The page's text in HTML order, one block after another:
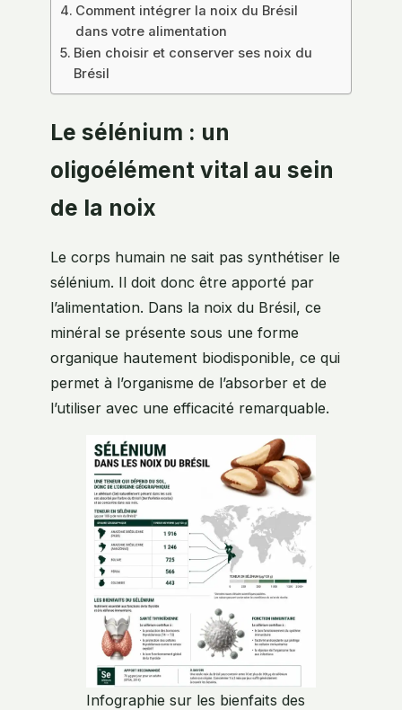
Comment intégrer la noix du Brésil
dans votre alimentation
Bien choisir et conserver ses noix du
Brésil
Le sélénium : un
oligoélément vital au sein
de la noix
Le corps humain ne sait pas synthétiser le
sélénium. Il doit donc être apporté par
l’alimentation. Dans la noix du Brésil, ce
minéral se présente sous une forme
organique hautement biodisponible, ce qui
permet à l’organisme de l’absorber et de
l’utiliser avec une efficacité remarquable.
Infographie sur les bienfaits des